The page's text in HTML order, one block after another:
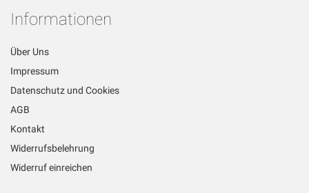
Informationen
Über Uns
Impressum
Datenschutz und Cookies
AGB
Kontakt
Widerrufsbelehrung
Widerruf einreichen